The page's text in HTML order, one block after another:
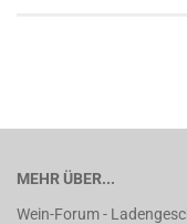
MEHR ÜBER...
Wein-Forum -